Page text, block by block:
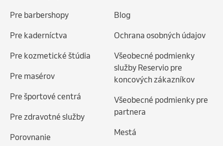
Pre barbershopy
Pre kaderníctva
Pre kozmetické štúdia
Pre masérov
Pre športové centrá
Pre zdravotné služby
Porovnanie
Blog
Ochrana osobných údajov
Všeobecné podmienky
služby Reservio pre
koncových zákazníkov
Všeobecné podmienky pre
partnera
Mestá